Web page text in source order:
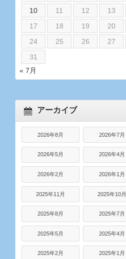
10
11 12 13
17
18 19 20
24
25 26 27
31
« 7月
アーカイブ
2026年8月 2026年7月
2026年5月 2026年4月
2026年2月 2026年1月
2025年11月 2025年10月
2025年8月 2025年7月
2025年5月 2025年4月
2025年2月 2025年1月